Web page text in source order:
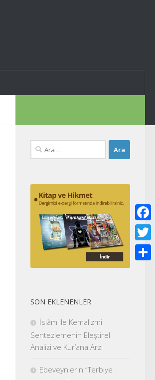
Arama:
SON EKLENENLER
İslâm ile Kemalizmi
Sentezlemenin Eleştirel
Analizi ve Kur’ana Arzı
Ebeveynlerin “Terbiye